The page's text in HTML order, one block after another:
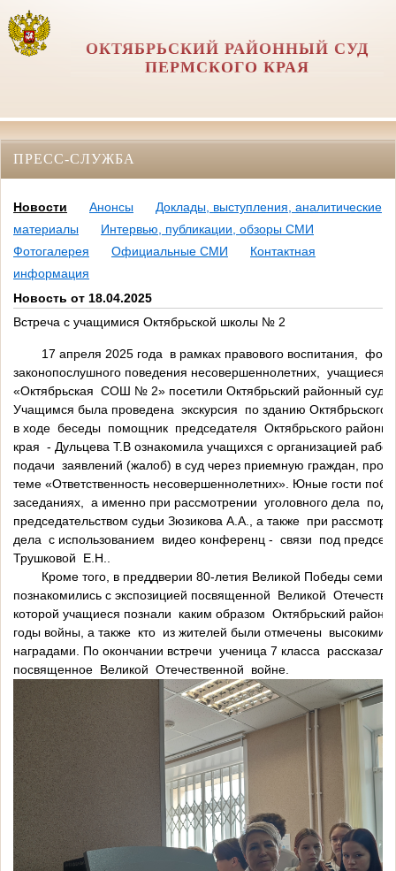
ОКТЯБРЬСКИЙ РАЙОННЫЙ СУД
ПЕРМСКОГО КРАЯ
ПРЕСС-СЛУЖБА
Новости Анонсы
Доклады, выступления, аналитические
материалы
Интервью, публикации, обзоры СМИ
Фотогалерея
Официальные СМИ
Контактная
информация
Новость от 18.04.2025
Встреча с учащимися Октябрьской школы № 2
17 апреля 2025 года в рамках правового воспитания,
законопослушного поведения несовершеннолетних, учащиеся
«Октябрьская СОШ № 2» посетили Октябрьский районный суд
Учащимся была проведена экскурсия по зданию Октябрьского
в ходе беседы помощник председателя Октябрьского
края - Дульцева Т.В ознакомила учащихся с организацией
подачи заявлений (жалоб) в суд через приемную граждан,
теме «Ответственность несовершеннолетних». Юные гости
заседаниях, а именно при рассмотрении уголовного дела под
председательством судьи Зюзикова А.А., а также при
дела с использованием видео конференц - связи под
Трушковой Е.Н..
Кроме того, в преддверии 80-летия Великой Победы
познакомились с экспозицией посвященной Великой
которой учащиеся познали каким образом Октябрьский район
годы войны, а также кто из жителей были отмечены высокими
наградами. По окончании встречи ученица 7 класса рассказала
посвященное Великой Отечественной войне.